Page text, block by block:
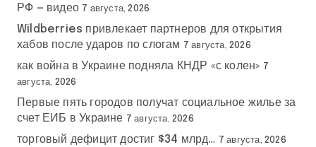
РФ — видео 7 августа, 2026
Wildberries привлекает партнеров для открытия
хабов после ударов по слогам
7 августа, 2026
как война в Украине подняла КНДР «с колен» 7
августа, 2026
Первые пять городов получат социальное жилье за
счет ЕИБ в Украине 7 августа, 2026
торговый дефицит достиг $34 млрд… 7 августа, 2026